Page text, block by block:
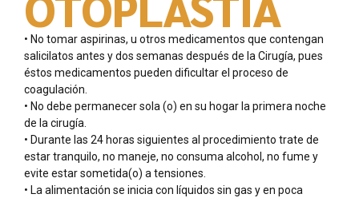
• No tomar aspirinas, u otros medicamentos que contengan
salicilatos antes y dos semanas después de la Cirugía, pues
éstos medicamentos pueden dificultar el proceso de
coagulación.
• No debe permanecer sola (o) en su hogar la primera noche
de la cirugía.
• Durante las 24 horas siguientes al procedimiento trate de
estar tranquilo, no maneje, no consuma alcohol, no fume y
evite estar sometida(o) a tensiones.
• La alimentación se inicia con líquidos sin gas y en poca